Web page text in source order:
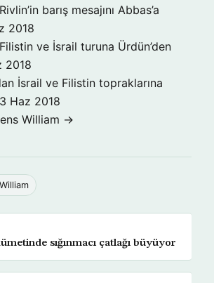
barış mesajını Abbas’a
2018
ve İsrail turuna Ürdün’den
2018
İsrail ve Filistin topraklarına
Haz 2018
William →
sığınmacı çatlağı büyüyor